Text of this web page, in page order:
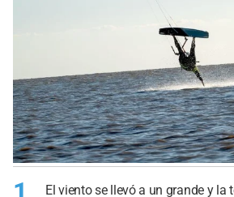
El viento se llevó a un grande y la